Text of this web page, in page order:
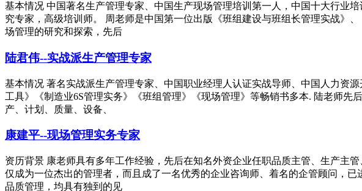
基本情况 中国著名生产管理专家、中国生产现场管理培训第一人，中国十大行业
究专家，高级培训师。 周老师是中国第一位出版《班组建设与班组长管理实战》
场管理的研究和探索，先后
陆君伟--实战派生产管理专家
基本情况 著名实战派生产管理专家、中国职业经理人认证实战导师、中国人力资
工具》《制造业6S管理实务》《班组管理》《现场管理》等畅销书多本. 陆老师
产、计划、质量、设备、
康建平--现场管理实务专家
资历背景 康老师具有多年工作经验，先后在知名外资企业任职品质主管、生产主
仅成为一位杰出的管理者，而且成了一名优秀的企业咨询师、着名的企管顾问，
品质管理，均具有独到的见